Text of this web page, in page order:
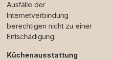
Ausfälle der
Internetverbindung
berechtigen nicht zu einer
Entschädigung.
Küchenausstattung